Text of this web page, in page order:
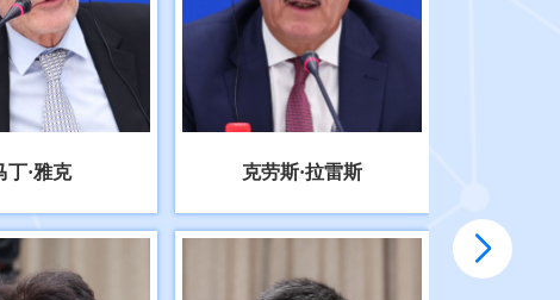
丁·雅克 克劳斯·拉雷斯